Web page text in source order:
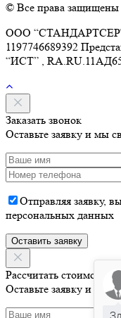
© Все права
ООО
1197746689392
“ИСТ” ,
Заказать звонок
Оставьте заявку и мы
Отправляя заявку,
персональных данных
Рассчитать стоимость
Оставьте заявку и мы